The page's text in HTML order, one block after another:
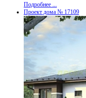
Подробнее ...
Проект дома № 17109